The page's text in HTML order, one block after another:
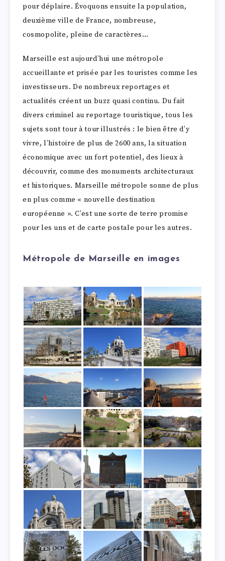
pour déplaire. Évoquons ensuite la population,
deuxième ville de France, nombreuse,
cosmopolite, pleine de caractères…
Marseille est aujourd’hui une métropole
accueillante et prisée par les touristes comme les
investisseurs. De nombreux reportages et
actualités créent un buzz quasi continu. Du fait
divers criminel au reportage touristique, tous les
sujets sont tour à tour illustrés : le bien être d’y
vivre, l’histoire de plus de 2600 ans, la situation
économique avec un fort potentiel, des lieux à
découvrir, comme des monuments architecturaux
et historiques. Marseille métropole sonne de plus
en plus comme « nouvelle destination
européenne ». C’est une sorte de terre promise
pour les uns et de carte postale pour les autres.
Métropole de Marseille en images